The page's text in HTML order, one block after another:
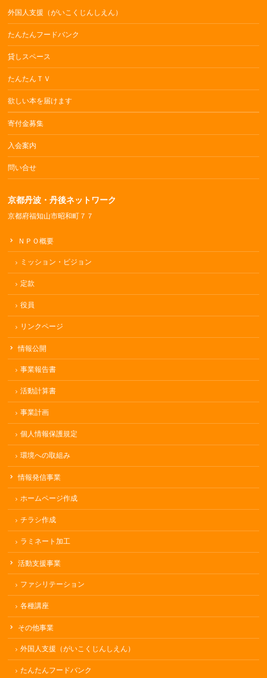
外国人支援（がいこくじんしえん）
たんたんフードバンク
貸しスペース
たんたんＴＶ
欲しい本を届けます
寄付金募集
入会案内
問い合せ
京都丹波・丹後ネットワーク
京都府福知山市昭和町７７
ＮＰＯ概要
ミッション・ビジョン
定款
役員
リンクページ
情報公開
事業報告書
活動計算書
事業計画
個人情報保護規定
環境への取組み
情報発信事業
ホームページ作成
チラシ作成
ラミネート加工
活動支援事業
ファシリテーション
各種講座
その他事業
外国人支援（がいこくじんしえん）
たんたんフードバンク